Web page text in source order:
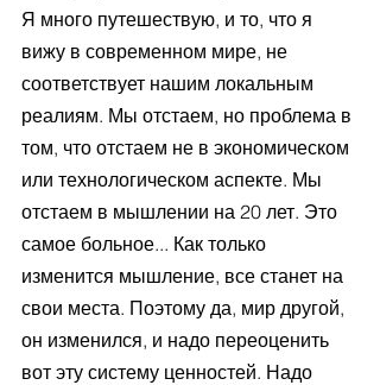
Я много путешествую, и то, что я
вижу в современном мире, не
соответствует нашим локальным
реалиям. Мы отстаем, но проблема в
том, что отстаем не в экономическом
или технологическом аспекте. Мы
отстаем в мышлении на 20 лет. Это
самое больное... Как только
изменится мышление, все станет на
свои места. Поэтому да, мир другой,
он изменился, и надо переоценить
вот эту систему ценностей. Надо